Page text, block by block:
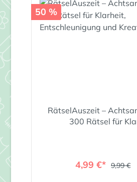
50 %
RätselAuszeit –
300 Rätsel für
4,99 €* 9,99 €